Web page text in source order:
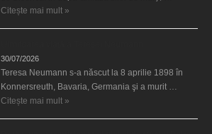
Citește mai mult »
30/07/2026
Teresa Neumann s-a născut la 8 aprilie 1898 în
Konnersreuth, Bavaria, Germania şi a murit …
Citește mai mult »